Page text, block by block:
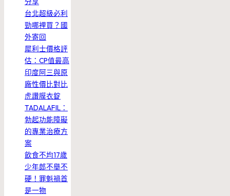
台北超級必利
勁哪裡買？國
外寄回
犀利士價格評
估：CP值最高
印度阿三與原
廠性價比對比
虎讚膜衣錠
TADALAFIL：
勃起功能障礙
的專業治療方
案
飲食不均17歲
少年郎不舉不
硬！罪魁禍首
是一物